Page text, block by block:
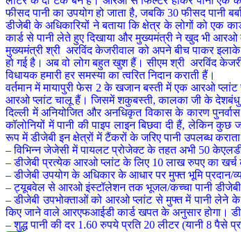
फीसद पानी का उपयोग हो जाता है, जबकि 30 फीसद पानी
डीजेबी के अधिकारियों ने बताया कि क्षेत्र के लोगों को एक
कार्ड से पानी लेते हुए दिखाया और मुख्यमंत्री ने खुद भी आरओ
मुख्यमंत्री श्री अरविंद केजरीवाल को अपने बीच पाकर
हो गई है। अब वो लोग बहुत खुश हैं। सीएम श्री अरविंद
विधायक हमारी हर समस्या का त्वरित निदान कराती हैं।
वर्तमान में मायापुरी फेस 2 के खजान बस्ती में एक आरओ
आरओ प्लांट चालू हैं। जिसमें शकुबस्ती, कालका जी के देशबंधु
दिल्ली में अनियोजित और अनधिकृत विकास के कारण
कॉलोनियों में पानी की पाइप लाइन बिछवा दी हैं, लेकिन
रूप में डीजेबी इन क्षेत्रों में टैंकरों के जरिए पानी उपलब्ध
– विभिन्न जेजेसी में पायलट प्रोजेक्ट के तहत अभी 50
– डीजेबी प्रत्येक आरओ प्लांट के लिए 10 लाख रुपए का खर्च
– डीजेबी उपयोग के अधिकार के आधार पर मुफ्त भूमि प्रदान/
– ट्यूबवेल से आरओ इंस्टॉलेशन तक भूजल/कच्चा पानी डीजेबी
– डीजेबी उपभोक्ताओं को आरओ प्लांट से मुफ्त में पानी लेने के
किए जाने वाले आरएफआईडी कार्ड खपत के अनुसार होगा।
– शुद्ध पानी की दर 1.60 रुपये प्रति 20 लीटर (यानी 8 पैसे